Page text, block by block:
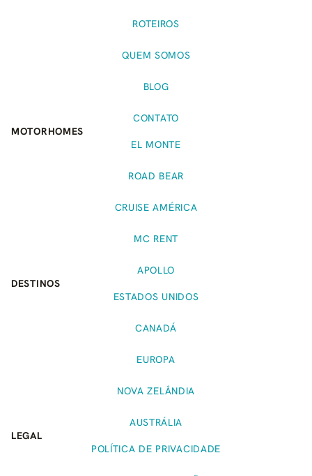
ROTEIROS
QUEM SOMOS
BLOG
CONTATO
MOTORHOMES
EL MONTE
ROAD BEAR
CRUISE AMÉRICA
MC RENT
APOLLO
DESTINOS
ESTADOS UNIDOS
CANADÁ
EUROPA
NOVA ZELÂNDIA
AUSTRÁLIA
LEGAL
POLÍTICA DE PRIVACIDADE